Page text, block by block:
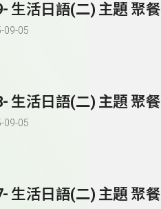
生活日語(二) 主題 聚餐
09-05
生活日語(二) 主題 聚餐
09-05
生活日語(二) 主題 聚餐